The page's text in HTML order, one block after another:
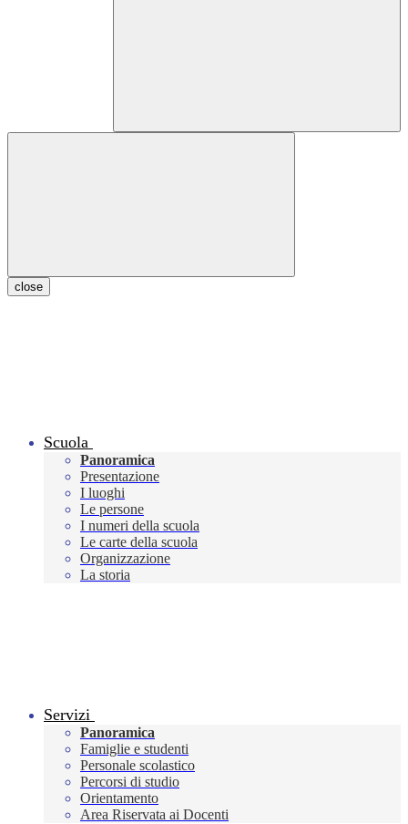
close
Scuola
Panoramica
Presentazione
I luoghi
Le persone
I numeri della scuola
Le carte della scuola
Organizzazione
La storia
Servizi
Panoramica
Famiglie e studenti
Personale scolastico
Percorsi di studio
Orientamento
Area Riservata ai Docenti